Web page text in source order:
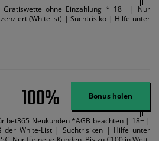
Gratiswette ohne Einzahlung * 18+ | Nur
(Whitelist) | Suchtrisiko | Hilfe unter
100% Bonus holen
bet365 Neukunden *AGB beachten | 18+ |
der White-List | Suchtrisiken | Hilfe unter